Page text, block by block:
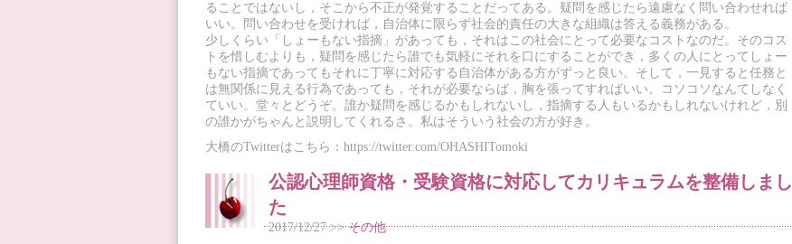
ることではないし，そこから不正が発覚することだってある。疑問を感じたら遠慮なく問い合わせれば
いい。問い合わせを受ければ，自治体に限らず社会的責任の大きな組織は答える義務がある。
少しくらい「しょーもない指摘」があっても，それはこの社会にとって必要なコストなのだ。そのコス
トを惜しむよりも，疑問を感じたら誰でも気軽にそれを口にすることができ，多くの人にとってしょー
もない指摘であってもそれに丁寧に対応する自治体がある方がずっと良い。そして，一見すると任務と
は無関係に見える行為であっても，それが必要ならば，胸を張ってすればいい。コソコソなんてしなく
ていい。堂々とどうぞ。誰か疑問を感じるかもしれないし，指摘する人もいるかもしれないけれど，別
の誰かがちゃんと説明してくれるさ。私はそういう社会の方が好き。
大橋のTwitterはこちら：https://twitter.com/OHASHITomoki
公認心理師資格・受験資格に対応してカリキュラムを整備しまし
た
2017/12/27 >>その他